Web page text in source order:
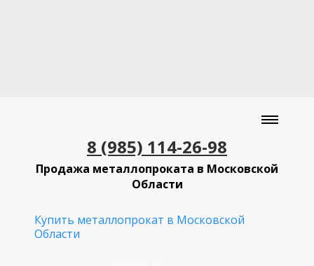
8 (985) 114-26-98
Продажа металлопроката в Московской
Области
Купить металлопрокат в Московской
Области